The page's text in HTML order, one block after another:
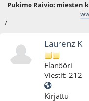
Pukimo Raivio: miesten
/
Laurenz K
Flanööri
Viestit: 212
Kirjattu